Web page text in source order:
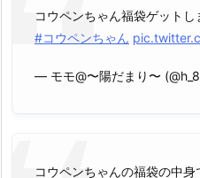
コウペンちゃん福袋ゲット
#コウペンちゃん
— モモ@〜陽だまり〜
コウペンちゃんの福袋の中身